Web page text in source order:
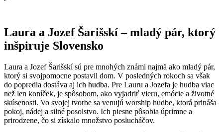
Laura a Jozef Šarišskí – mladý pár, ktorý
inšpiruje Slovensko
Laura a Jozef Šarišskí sú pre mnohých známi najmä ako mladý pár,
ktorý si svojpomocne postavil dom. V posledných rokoch sa však
do popredia dostáva aj ich hudba. Pre Lauru a Jozefa je hudba viac
než len koníček, je spôsobom, ako vyjadriť vieru, emócie a životné
skúsenosti. Vo svojej tvorbe sa venujú worship hudbe, ktorá prináša
pokoj, nádej a silné posolstvo. Ich piesne pôsobia úprimne a
prirodzene, čo si získalo množstvo poslucháčov.